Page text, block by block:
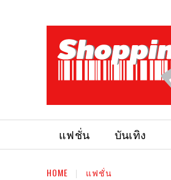
แฟชั่น บันเทิง
HOME แฟชั่น